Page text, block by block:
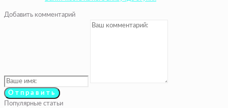
Добавить комментарий
Популярные статьи